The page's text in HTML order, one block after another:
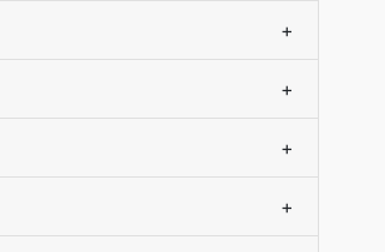
+
+
+
+